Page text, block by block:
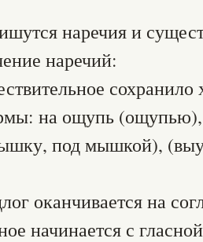
наречия и
наречий:
сохранило
на ощупь
под мышкой),
оканчивается на
начинается с